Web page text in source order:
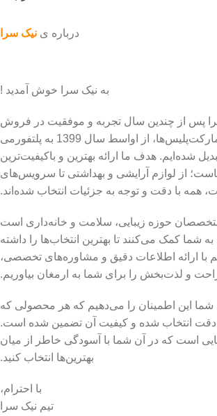
درباره ی نیک سرا
به نیک سرا خوش آمدید !
پس از چندین سال تجربه و موفقیت در فروش
محصولات در مارکت‌پلیس‌ها، از اواسط سال 1399 به پلتفورمی
شده‌ایم. هدف ما ارائه بهترین و باکیفیت‌ترین
از لوازم آرایشی و بهداشتی تا سرویس‌های
همه با دقت و توجه به جزئیات انتخاب شده‌اند.
حوزه زیبایی، سلامت و خانه‌داری است
شما کمک می‌کنند تا بهترین انتخاب‌ها را داشته
با ارائه اطلاعات دقیق و مشاوره‌های تخصصی،
و لذت‌بخش را برای شما به ارمغان بیاوریم.
شما این اطمینان را می‌دهیم که هر محصولی که
دقت انتخاب شده و کیفیت آن تضمین شده است.
است که در آن شما با آسودگی خاطر از میان
بهترین‌ها انتخاب کنید.
با احترام،
تیم نیک سرا